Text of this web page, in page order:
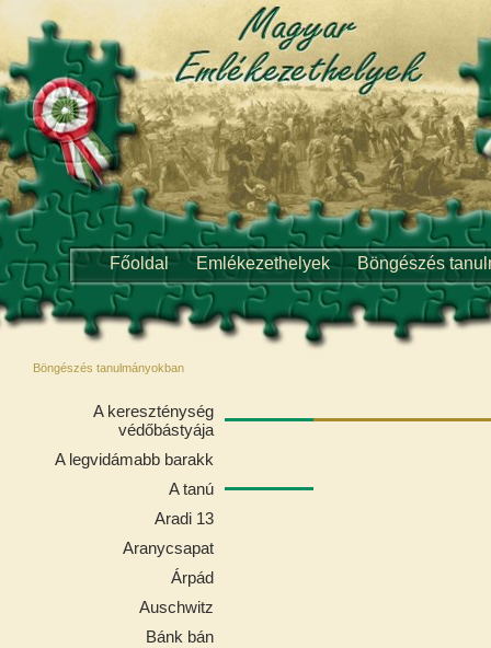
Főoldal Emlékezethelyek Böngészés
Böngészés tanulmányokban
A kereszténység
védőbástyája
A legvidámabb barakk
A tanú
Aradi 13
Aranycsapat
Árpád
Auschwitz
Bánk bán